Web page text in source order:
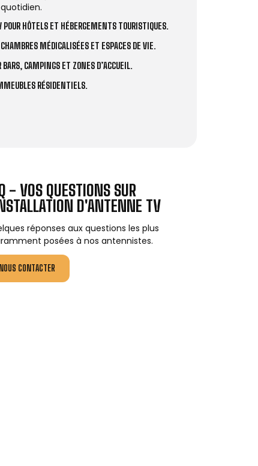
HÔTELS ET HÉBERGEMENTS TOURISTIQUES.
MÉDICALISÉES ET ESPACES DE VIE.
CAMPINGS ET ZONES D’ACCUEIL.
RÉSIDENTIELS.
- VOS QUESTIONS SUR
D'ANTENNE TV
réponses aux questions les plus
posées à nos antennistes.
NOUS CONTACTER